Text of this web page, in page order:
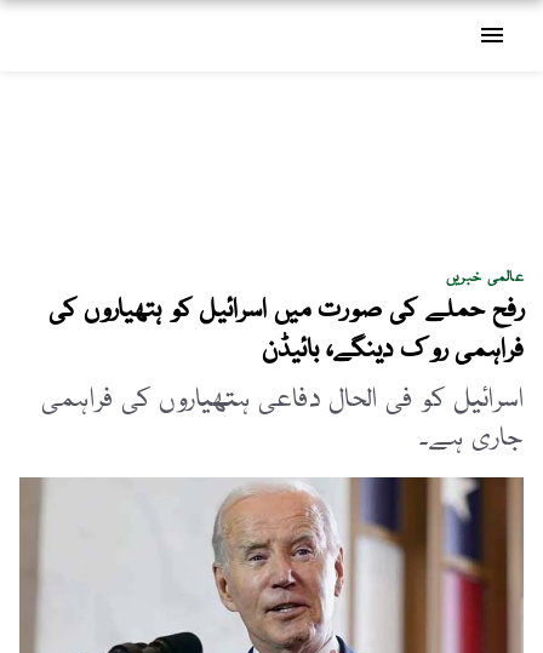
menu
عالمی خبریں
رفح حملے کی صورت میں اسرائیل کو ہتھیاروں کی
فراہمی روک دینگے، بائیڈن
اسرائیل کو فی الحال دفاعی ہتھیاروں کی فراہمی
جاری ہے۔